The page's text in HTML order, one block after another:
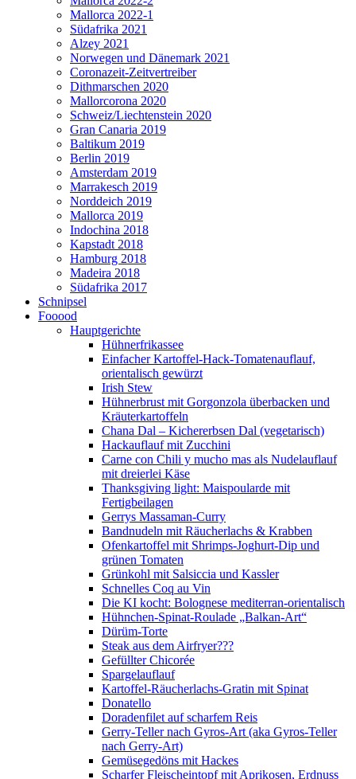
Mallorca 2022-1
Südafrika 2021
Alzey 2021
Norwegen und Dänemark 2021
Coronazeit-Zeitvertreiber
Dithmarschen 2020
Mallorcorona 2020
Schweiz/Liechtenstein 2020
Gran Canaria 2019
Baltikum 2019
Berlin 2019
Amsterdam 2019
Marrakesch 2019
Norddeich 2019
Mallorca 2019
Indochina 2018
Kapstadt 2018
Hamburg 2018
Madeira 2018
Südafrika 2017
Schnipsel
Fooood
Hauptgerichte
Hühnerfrikassee
Einfacher Kartoffel-Hack-Tomatenauflauf,
orientalisch gewürzt
Irish Stew
Hühnerbrust mit Gorgonzola überbacken und
Kräuterkartoffeln
Chana Dal – Kichererbsen Dal (vegetarisch)
Hackauflauf mit Zucchini
Carne con Chili y mucho mas als Nudelauflauf
mit dreierlei Käse
Thanksgiving light: Maispoularde mit
Fertigbeilagen
Gerrys Massaman-Curry
Bandnudeln mit Räucherlachs & Krabben
Ofenkartoffel mit Shrimps-Joghurt-Dip und
grünen Tomaten
Grünkohl mit Salsiccia und Kassler
Schnelles Coq au Vin
Die KI kocht: Bolognese mediterran-orientalisch
Hühnchen-Spinat-Roulade „Balkan-Art“
Dürüm-Torte
Steak aus dem Airfryer???
Gefüllter Chicorée
Spargelauflauf
Kartoffel-Räucherlachs-Gratin mit Spinat
Donatello
Doradenfilet auf scharfem Reis
Gerry-Teller nach Gyros-Art (aka Gyros-Teller
nach Gerry-Art)
Gemüsegedöns mit Hackes
Scharfer Fleischeintopf mit Aprikosen, Erdnuss